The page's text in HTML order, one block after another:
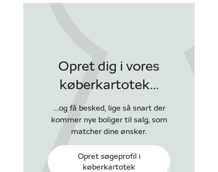
Opret dig i vores
køberkartotek...
...og få besked, lige så snart der
kommer nye boliger til salg, som
matcher dine ønsker.
Opret søgeprofil i
køberkartotek